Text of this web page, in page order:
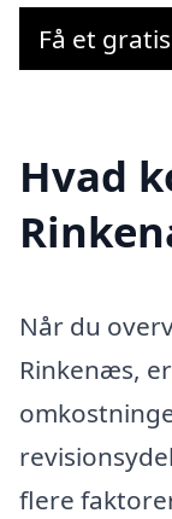
Få et
Hvad
Når du
Rinkenæs,
flere